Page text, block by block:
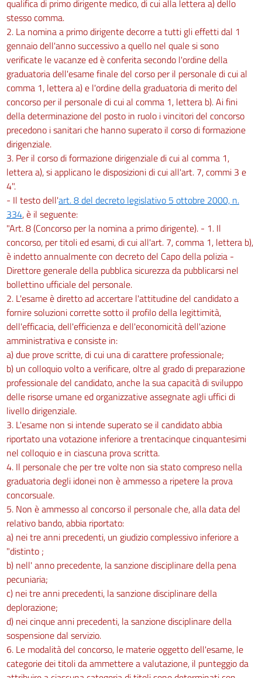
qualifica di primo dirigente medico, di cui alla lettera a) dello
stesso comma.
2. La nomina a primo dirigente decorre a tutti gli effetti dal 1
gennaio dell'anno successivo a quello nel quale si sono
verificate le vacanze ed è conferita secondo l'ordine della
graduatoria dell'esame finale del corso per il personale di cui al
comma 1, lettera a) e l'ordine della graduatoria di merito del
concorso per il personale di cui al comma 1, lettera b). Ai fini
della determinazione del posto in ruolo i vincitori del concorso
precedono i sanitari che hanno superato il corso di formazione
dirigenziale.
3. Per il corso di formazione dirigenziale di cui al comma 1,
lettera a), si applicano le disposizioni di cui all'art. 7, commi 3 e
4".
- Il testo dell'art. 8 del decreto legislativo 5 ottobre 2000, n.
334, è il seguente:
"Art. 8 (Concorso per la nomina a primo dirigente). - 1. Il
concorso, per titoli ed esami, di cui all'art. 7, comma 1, lettera b),
è indetto annualmente con decreto del Capo della polizia -
Direttore generale della pubblica sicurezza da pubblicarsi nel
bollettino ufficiale del personale.
2. L'esame è diretto ad accertare l'attitudine del candidato a
fornire soluzioni corrette sotto il profilo della legittimità,
dell'efficacia, dell'efficienza e dell'economicità dell'azione
amministrativa e consiste in:
a) due prove scritte, di cui una di carattere professionale;
b) un colloquio volto a verificare, oltre al grado di preparazione
professionale del candidato, anche la sua capacità di sviluppo
delle risorse umane ed organizzative assegnate agli uffici di
livello dirigenziale.
3. L'esame non si intende superato se il candidato abbia
riportato una votazione inferiore a trentacinque cinquantesimi
nel colloquio e in ciascuna prova scritta.
4. Il personale che per tre volte non sia stato compreso nella
graduatoria degli idonei non è ammesso a ripetere la prova
concorsuale.
5. Non è ammesso al concorso il personale che, alla data del
relativo bando, abbia riportato:
a) nei tre anni precedenti, un giudizio complessivo inferiore a
"distinto ;
b) nell' anno precedente, la sanzione disciplinare della pena
pecuniaria;
c) nei tre anni precedenti, la sanzione disciplinare della
deplorazione;
d) nei cinque anni precedenti, la sanzione disciplinare della
sospensione dal servizio.
6. Le modalità del concorso, le materie oggetto dell'esame, le
categorie dei titoli da ammettere a valutazione, il punteggio da